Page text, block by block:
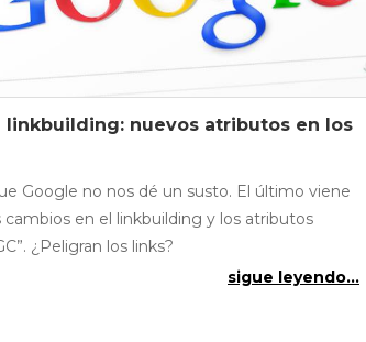
linkbuilding: nuevos atributos en los
Google no nos dé un susto. El último viene
cambios en el linkbuilding y los atributos
¿Peligran los links?
sigue leyendo...